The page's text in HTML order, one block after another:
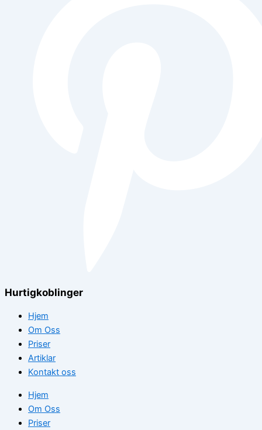
Hurtigkoblinger
Hjem
Om Oss
Priser
Artiklar
Kontakt oss
Hjem
Om Oss
Priser